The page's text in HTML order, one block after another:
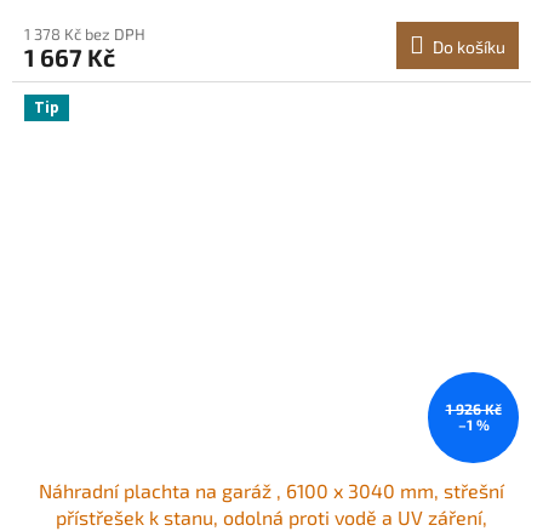
1 378 Kč bez DPH
1 667 Kč Do košíku
Tip
1 926 Kč
–1 %
Náhradní plachta na garáž , 6100 x 3040 mm, střešní
přístřešek k stanu, odolná proti vodě a UV záření,